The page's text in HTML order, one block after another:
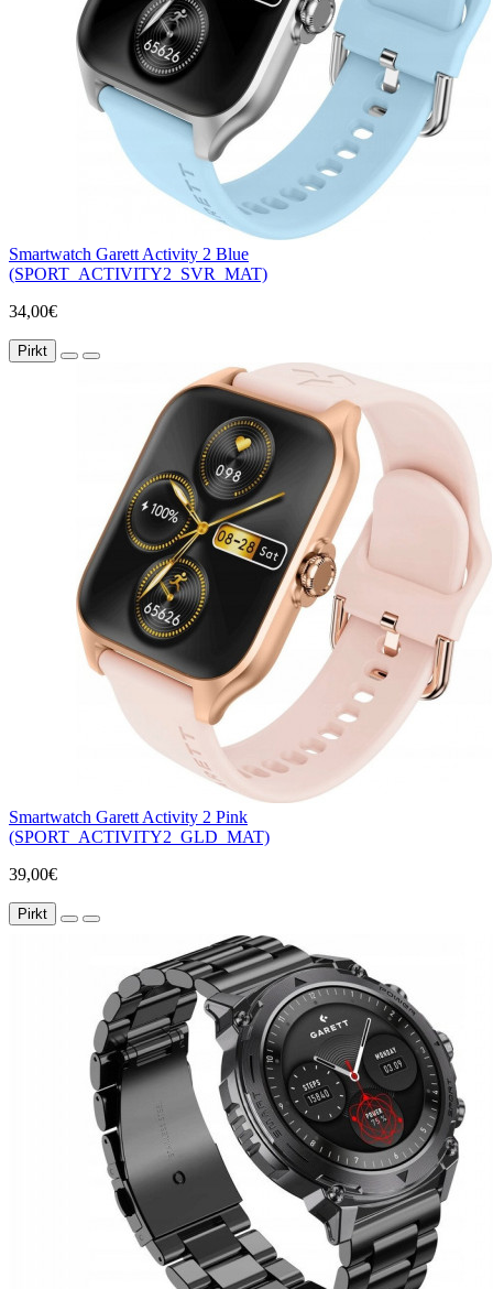
Smartwatch Garett Activity 2 Blue
(SPORT_ACTIVITY2_SVR_MAT)
34,00€
Pirkt
Smartwatch Garett Activity 2 Pink
(SPORT_ACTIVITY2_GLD_MAT)
39,00€
Pirkt